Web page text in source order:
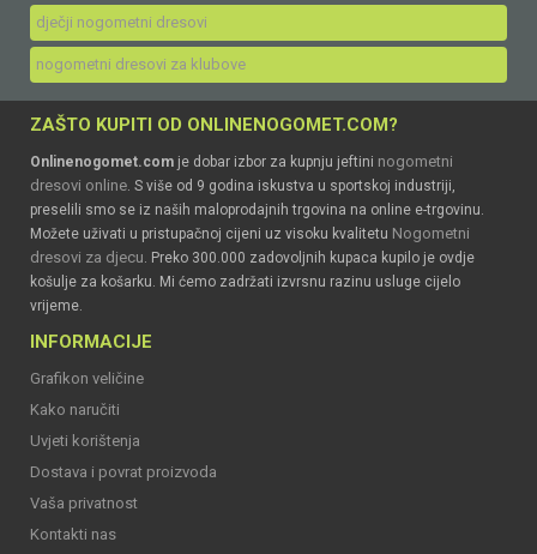
dječji nogometni dresovi
nogometni dresovi za klubove
ZAŠTO KUPITI OD ONLINENOGOMET.COM?
Onlinenogomet.com je dobar izbor za kupnju jeftini nogometni
dresovi online . S više od 9 godina iskustva u sportskoj industriji,
preselili smo se iz naših maloprodajnih trgovina na online e-trgovinu.
Možete uživati u pristupačnoj cijeni uz visoku kvalitetu Nogometni
dresovi za djecu . Preko 300.000 zadovoljnih kupaca kupilo je ovdje
košulje za košarku. Mi ćemo zadržati izvrsnu razinu usluge cijelo
vrijeme.
INFORMACIJE
Grafikon veličine
Kako naručiti
Uvjeti korištenja
Dostava i povrat proizvoda
Vaša privatnost
Kontakti nas